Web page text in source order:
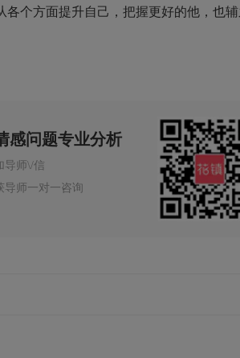
各个方面提升自己，把握更好的他，也
感问题专业分析
导师\/信
导师一对一咨询